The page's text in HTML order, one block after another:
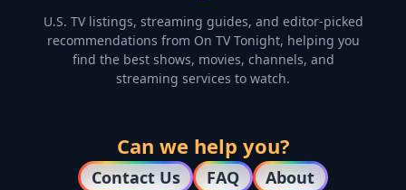
U.S. TV listings, streaming guides, and editor-picked
recommendations from On TV Tonight, helping you
find the best shows, movies, channels, and
streaming services to watch.
Can we help you?
Contact Us FAQ About